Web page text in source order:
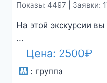
Показы: 4497 | Заявки:
На этой экскурсии
...
Цена: 2500₽
: группа